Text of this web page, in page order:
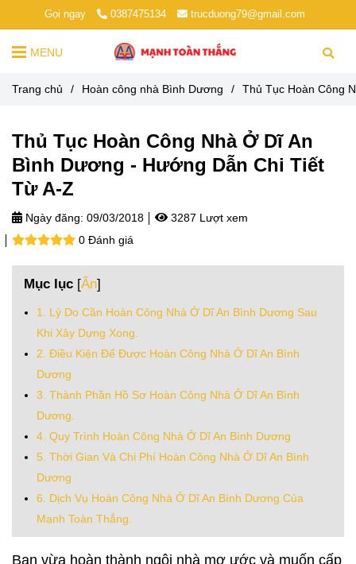
Gọi ngay 0387475134 trucduong79@gmail.com
MENU
Trang chủ / Hoàn công nhà Bình Dương / Thủ Tục Hoàn Công
Thủ Tục Hoàn Công Nhà Ở Dĩ An
Bình Dương - Hướng Dẫn Chi Tiết
Từ A-Z
Ngày đăng: 09/03/2018
3287 Lượt xem
0 Đánh giá
Mục lục [Ẩn]
1. Lý Do Cần Hoàn Công Nhà Ở Dĩ An Bình Dương Sau
Khi Xây Dựng Xong.
2. Điều Kiện Để Được Hoàn Công Nhà Ở Dĩ An Bình
Dương
3. Thành Phần Hồ Sơ Hoàn Công Nhà Ở Dĩ An Bình
Dương.
4. Quy Trình Hoàn Công Nhà Ở Dĩ An Bình Dương
5. Thời Gian Và Chi Phí Hoàn Công Nhà Ở Dĩ An Bình
Dương
6. Dịch Vụ Hoàn Công Nhà Ở Dĩ An Bình Dương Của
Mạnh Toàn Thắng.
Bạn vừa hoàn thành ngôi nhà mơ ước và muốn cấp